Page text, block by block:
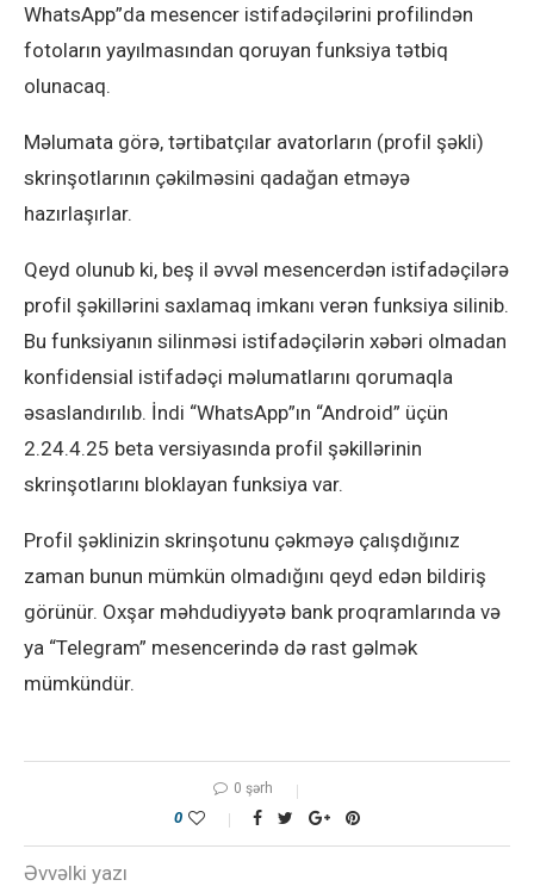
WhatsApp”da mesencer istifadəçilərini profilindən
fotoların yayılmasından qoruyan funksiya tətbiq
olunacaq.
Məlumata görə, tərtibatçılar avatorların (profil şəkli)
skrinşotlarının çəkilməsini qadağan etməyə
hazırlaşırlar.
Qeyd olunub ki, beş il əvvəl mesencerdən istifadəçilərə
profil şəkillərini saxlamaq imkanı verən funksiya silinib.
Bu funksiyanın silinməsi istifadəçilərin xəbəri olmadan
konfidensial istifadəçi məlumatlarını qorumaqla
əsaslandırılıb. İndi “WhatsApp”ın “Android” üçün
2.24.4.25 beta versiyasında profil şəkillərinin
skrinşotlarını bloklayan funksiya var.
Profil şəklinizin skrinşotunu çəkməyə çalışdığınız
zaman bunun mümkün olmadığını qeyd edən bildiriş
görünür. Oxşar məhdudiyyətə bank proqramlarında və
ya “Telegram” mesencerində də rast gəlmək
mümkündür.
0 şərh
0
Əvvəlki yazı